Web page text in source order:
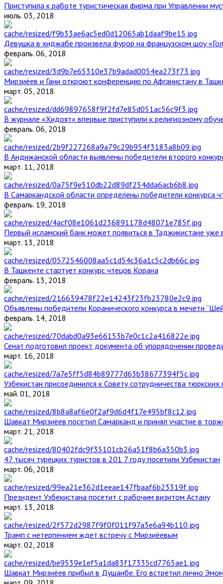
Приступила к работе туристическая фирма при Управлении
июль. 03, 2018
Девушка в хиджабе произвела фурор на французском шоу
февраль. 06, 2018
Мирзиёев и Гани откроют конференцию по Афганистану в
март. 05, 2018
В журнале «Хидоят» впервые приступили к религиозному
февраль. 06, 2018
В Андижанской области выявлены победители второго
март. 11, 2018
В Самаркандской области определены победители конкурса
февраль. 19, 2018
Первый исламский банк может появиться в Таджикистане уже
март. 13, 2018
В Ташкенте стартует конкурс чтецов Корана
февраль. 13, 2018
Объявлены победители Коранического конкурса в мечети
февраль. 14, 2018
Сенат подготовил проект документа об упорядочении
март. 16, 2018
Узбекистан присоединился к Совету сотрудничества тюркских
май. 01, 2018
Шавкат Мирзиёев посетил Самарканд и принял участие в
март. 21, 2018
47 тысяч турецких туристов в 201 7 году посетили Узбекистан
март. 06, 2018
Президент Узбекистана посетит с рабочим визитом Астану
март. 13, 2018
Трамп с нетерпением ждет встречу с Мирзиёевым
март. 02, 2018
Шавкат Мирзиёев прибыл в Душанбе. Его встретил лично